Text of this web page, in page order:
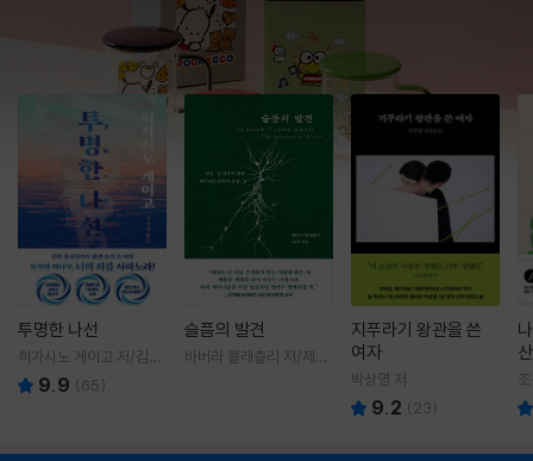
투명한 나선
히가시노 게이고 저/김선
영 역9.9 (65)
슬픔의 발견
바버라 블래츨리 저/제효
지푸라기 왕관을 쓴
여자
박상영 저
9.2 ( 23)